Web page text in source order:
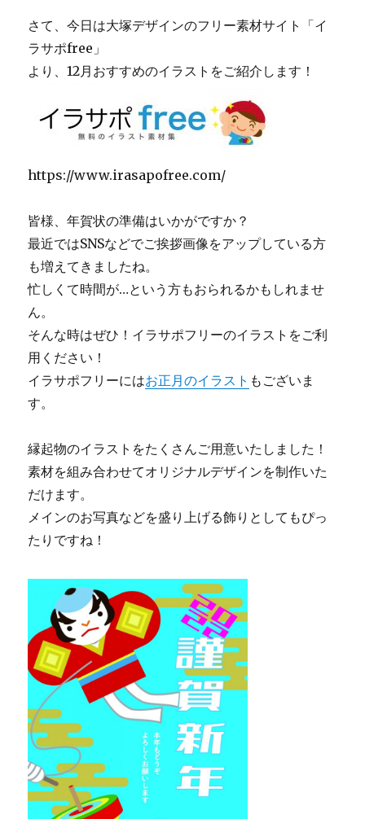
さて、今日は大塚デザインのフリー素材サイト「イ
ラサポfree」
より、12月おすすめのイラストをご紹介します！
https://www.irasapofree.com/
皆様、年賀状の準備はいかがですか？
最近ではSNSなどでご挨拶画像をアップしている方
も増えてきましたね。
忙しくて時間が…という方もおられるかもしれませ
ん。
そんな時はぜひ！イラサポフリーのイラストをご利
用ください！
イラサポフリーにはお正月のイラスト もございま
す。
縁起物のイラストをたくさんご用意いたしました！
素材を組み合わせてオリジナルデザインを制作いた
だけます。
メインのお写真などを盛り上げる飾りとしてもぴっ
たりですね！